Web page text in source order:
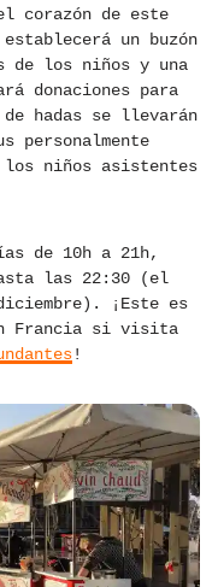
corazón de este
un buzón
de los niños y una
donaciones para
hadas se llevarán
personalmente
los niños asistentes
de 10h a 21h,
las 22:30 (el
¡Este es
en Francia si visita
!